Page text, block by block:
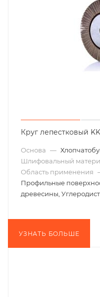
Круг лепестковый
Основа —
Шлифовальный
Область применения
Профильные
древесины,
УЗНАТЬ БОЛЬШЕ